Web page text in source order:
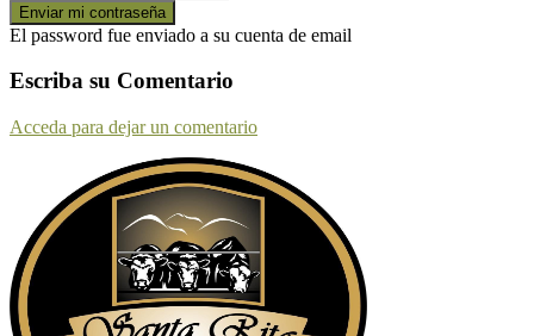
El password fue enviado a su cuenta de email
Escriba su Comentario
Acceda para dejar un comentario